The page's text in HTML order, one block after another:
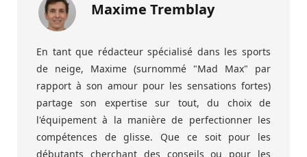
Maxime Tremblay
En tant que rédacteur spécialisé dans les sports
de neige, Maxime (surnommé "Mad Max" par
rapport à son amour pour les sensations fortes)
partage son expertise sur tout, du choix de
l'équipement à la manière de perfectionner les
compétences de glisse. Que ce soit pour les
débutants cherchant des conseils ou pour les